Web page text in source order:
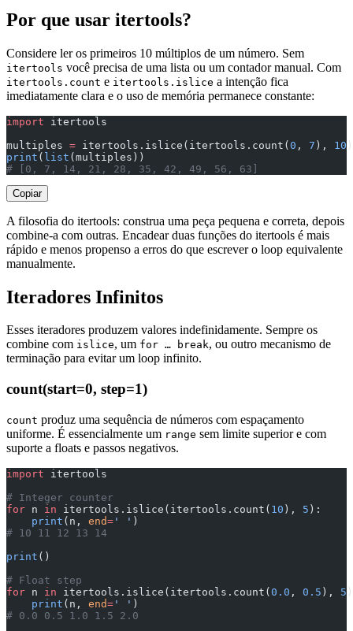
Por que usar itertools?
Considere ler os primeiros 10 múltiplos de um número. Sem
itertools você precisa de uma lista ou um contador manual. Com
itertools.count e itertools.islice a intenção fica
imediatamente clara e o uso de memória permanece constante:
import itertools
multiples = itertools.islice(itertools.count(0 , 7 ), 10 )
print ( list (multiples))
# [0, 7, 14, 21, 28, 35, 42, 49, 56, 63]
Copiar
A filosofia do itertools: construa uma peça pequena e correta, depois
combine-a com outras. Encadear duas funções do itertools é mais
rápido e menos propenso a erros do que escrever o loop equivalente
manualmente.
Iteradores Infinitos
Esses iteradores produzem valores indefinidamente. Sempre os
combine com islice, um for … break, ou outro mecanismo de
terminação para evitar um loop infinito.
count(start=0, step=1)
count produz uma sequência de números com espaçamento
uniforme. É essencialmente um range sem limite superior e com
suporte a floats e passos negativos.
import itertools
# Integer counter
for n in itertools.islice(itertools.count( 10 ), 5 ):
    print
(n, end= ' ' )
# 10 11 12 13 14
print ()
# Float step
for n in itertools.islice(itertools.count( 0.0 , 0.5 ), 5
    print
(n, end= ' ' )
# 0.0 0.5 1.0 1.5 2.0